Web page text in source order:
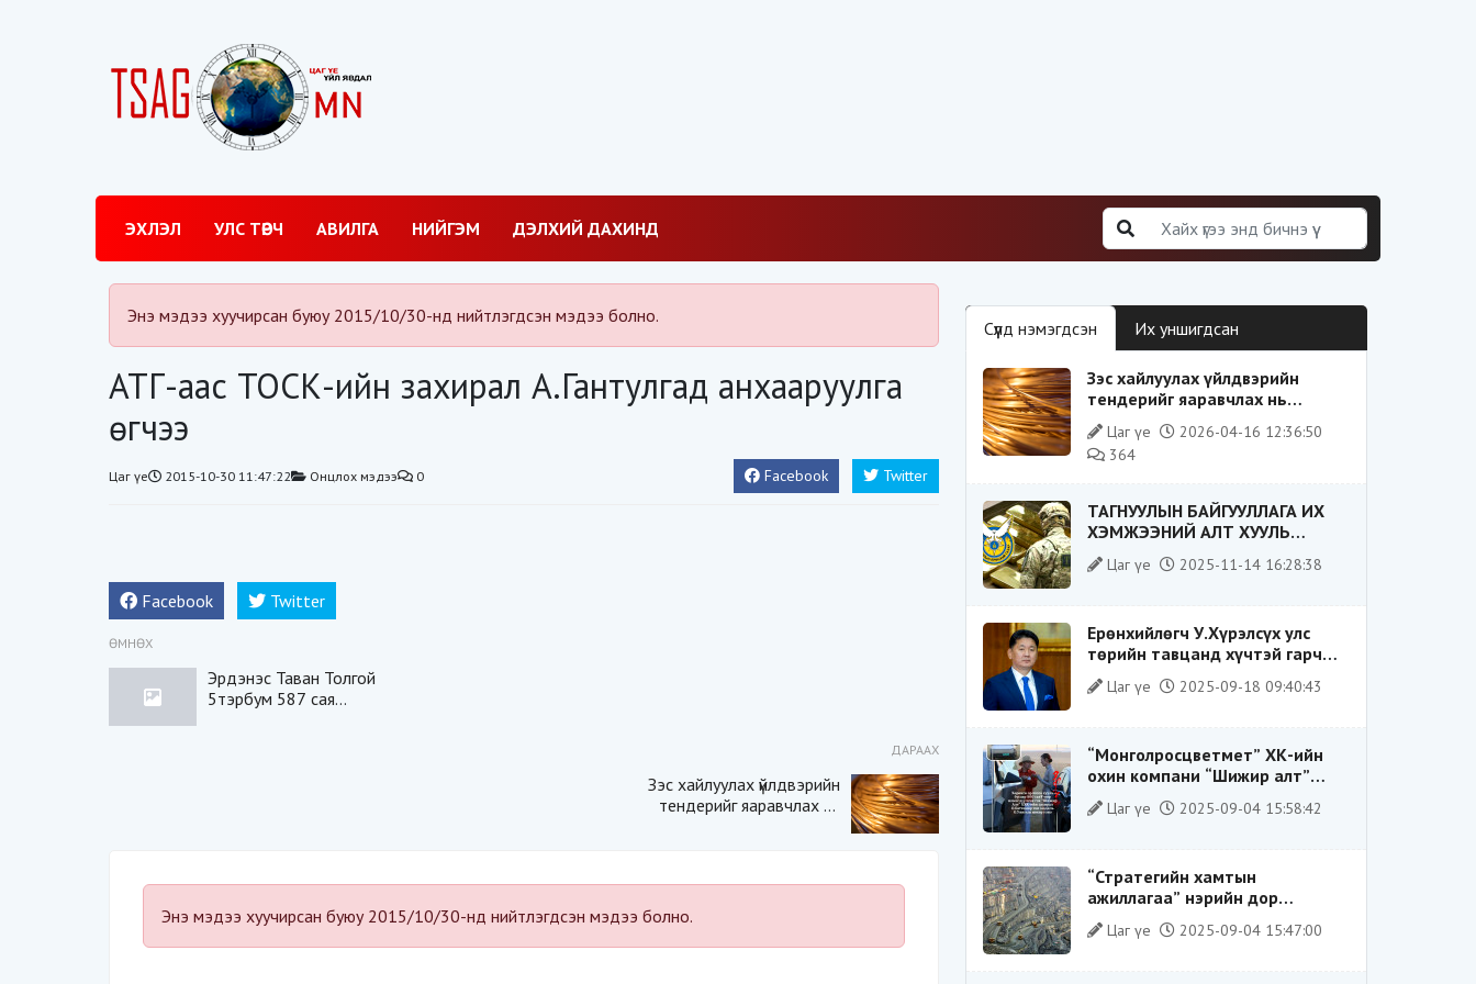
ЭХЛЭЛ УЛС ТӨРЧ АВИЛГА НИЙГЭМ ДЭЛХИЙ ДАХИНД
Энэ мэдээ хуучирсан буюу 2015/10/30-нд нийтлэгдсэн мэдээ болно.
АТГ-аас ТОСК-ийн захирал А.Гантулгад анхааруулга
өгчээ
Цаг үе 2015-10-30 11:47:22 Онцлох мэдээ 0 Facebook Twitter
Facebook Twitter
ӨМНӨХ
Эрдэнэс Таван Толгой
5тэрбум 587 сая
ДАРААХ
Зэс хайлуулах үйлдвэрийн
тендерийг яаравчлах нь
Энэ мэдээ хуучирсан буюу 2015/10/30-нд нийтлэгдсэн мэдээ болно.
Сүүлд нэмэгдсэн Их уншигдсан
Зэс хайлуулах үйлдвэрийн
тендерийг яаравчлах нь
“Үндэсний аюулгүй байдал“-д
эрсдэлтэй юу?
Цаг үе
2026-04-16 12:36:50
364
ТАГНУУЛЫН БАЙГУУЛЛАГА ИХ
ХЭМЖЭЭНИЙ АЛТ ХУУЛЬ
БУСААР ХИЛЭЭР ГАРГАХ ГЭЖ
БАЙСАН ҮЙЛДЛИЙГ ТАСЛАН
Цаг үе 2025-11-14 16:28:38
Ерөнхийлөгч У.Хүрэлсүх улс
төрийн тавцанд хүчтэй гарч
ирэхдээ өөрийгөө шударга
ёсны төлөө тэмцэгч, “хуучин
таниулсан.
Цаг үе 2025-09-18 09:40:43
“Монголросцветмет” ХК-ийн
охин компани “Шижир алт”
ХХК-ийн Гүйцэтгэх захирлаар
ажиллаж байсан О.Баттөмөрт
Цаг үе 2025-09-04 15:58:42
“Стратегийн хамтын
ажиллагаа” нэрийн дор
“Чимээгүй хөрөнгө хуримтлал”
Цаг үе 2025-09-04 15:47:00